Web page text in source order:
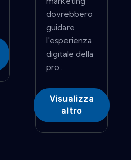
dovrebbero
guidare
l'esperienza
digitale della
pro...
Visualizza
altro